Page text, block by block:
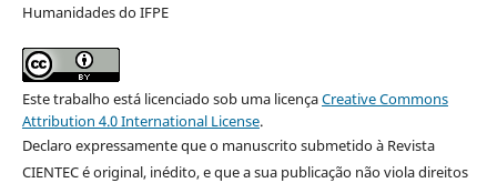
Humanidades do IFPE
Este trabalho está licenciado sob uma licençaCreative Commons
Attribution 4.0 International License.
Declaro expressamente que o manuscrito submetido à Revista
CIENTEC é original, inédito, e que a sua publicação não viola direitos